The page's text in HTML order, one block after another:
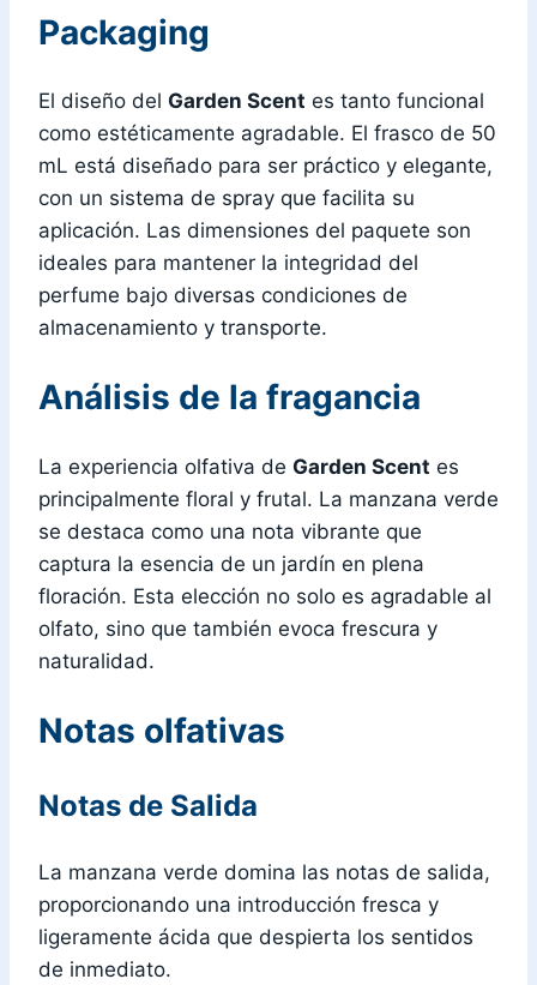
Packaging
El diseño del Garden Scent es tanto funcional
como estéticamente agradable. El frasco de 50
mL está diseñado para ser práctico y elegante,
con un sistema de spray que facilita su
aplicación. Las dimensiones del paquete son
ideales para mantener la integridad del
perfume bajo diversas condiciones de
almacenamiento y transporte.
Análisis de la fragancia
La experiencia olfativa de Garden Scent es
principalmente floral y frutal. La manzana verde
se destaca como una nota vibrante que
captura la esencia de un jardín en plena
floración. Esta elección no solo es agradable al
olfato, sino que también evoca frescura y
naturalidad.
Notas olfativas
Notas de Salida
La manzana verde domina las notas de salida,
proporcionando una introducción fresca y
ligeramente ácida que despierta los sentidos
de inmediato.